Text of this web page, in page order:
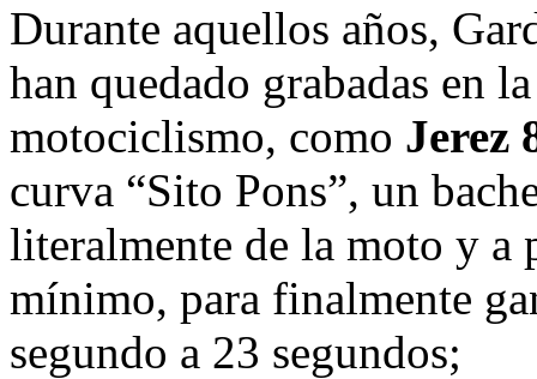
Durante aquellos años,
han quedado grabadas en
motociclismo, como Jerez
curva “Sito Pons”, un
literalmente de la moto y a
mínimo, para finalmente
segundo a 23 segundos;